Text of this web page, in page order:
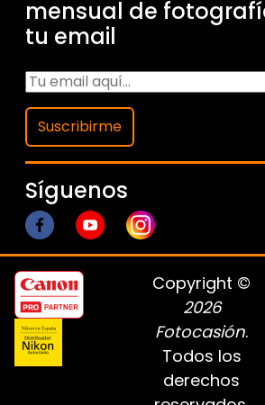
mensual de
tu email
Suscribirme
Síguenos
Copyright ©
2026
Fotocasión.
Todos los
derechos